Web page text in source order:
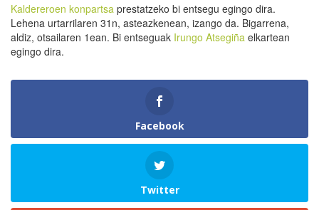
Kaldereroen konpartsa prestatzeko bi entsegu egingo dira.
Lehena urtarrilaren 31n, asteazkenean, izango da. Bigarrena,
aldiz, otsailaren 1ean. Bi entseguak Irungo Atsegiña elkartean
egingo dira.
Facebook
Twitter